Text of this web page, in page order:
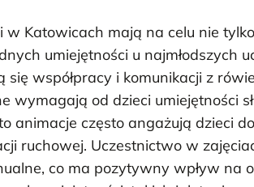
w Katowicach mają na celu nie
umiejętności u najmłodszych
się współpracy i komunikacji z
wymagają od dzieci umiejętności
animacje często angażują dzieci
ruchowej. Uczestnictwo w
co ma pozytywny wpływ na